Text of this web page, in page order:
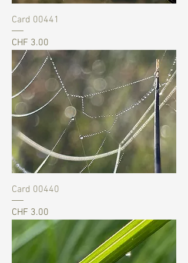
Card 00441
Preis
CHF 3.00
Card 00440
Preis
CHF 3.00